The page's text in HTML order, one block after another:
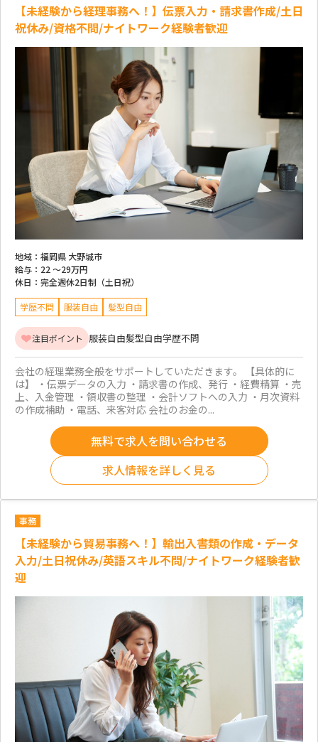
【未経験から経理事務へ！】伝票入力・請求書作成/土日
祝休み/資格不問/ナイトワーク経験者歓迎
地域： 福岡県 大野城市
給与： 22 ～29万円
休日： 完全週休2日制（土日祝）
学歴不問 服装自由 髪型自由
注目ポイント 服装自由髪型自由学歴不問
会社の経理業務全般をサポートしていただきます。 【具体的に
は】 ・伝票データの入力 ・請求書の作成、発行 ・経費精算 ・売
上、入金管理 ・領収書の整理 ・会計ソフトへの入力 ・月次資料
の作成補助 ・電話、来客対応 会社のお金の...
無料で求人を問い合わせる
求人情報を詳しく見る
事務
【未経験から貿易事務へ！】輸出入書類の作成・データ
入力/土日祝休み/英語スキル不問/ナイトワーク経験者歓
迎